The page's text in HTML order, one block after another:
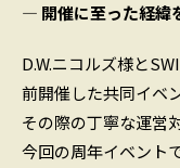
― 開催に至った経緯
D.W.ニコルズ様と
前開催した共同イベ
その際の丁寧な運営
今回の周年イベント